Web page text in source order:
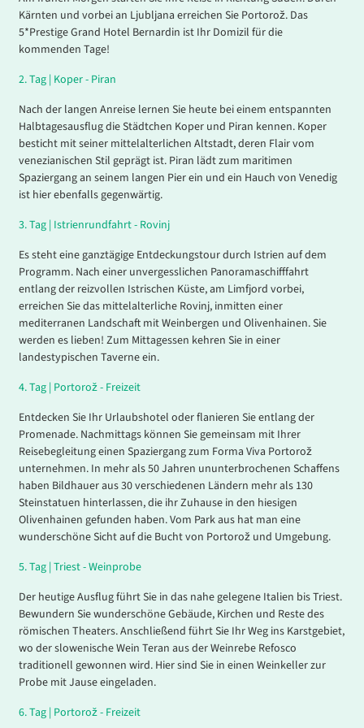
Kärnten und vorbei an Ljubljana erreichen Sie Portorož. Das
5*Prestige Grand Hotel Bernardin ist Ihr Domizil für die
kommenden Tage!
2.Tag | Koper - Piran
Nach der langen Anreise lernen Sie heute bei einem entspannten
Halbtagesausflug die Städtchen Koper und Piran kennen. Koper
besticht mit seiner mittelalterlichen Altstadt, deren Flair vom
venezianischen Stil geprägt ist. Piran lädt zum maritimen
Spaziergang an seinem langen Pier ein und ein Hauch von Venedig
ist hier ebenfalls gegenwärtig.
3.Tag | Istrienrundfahrt - Rovinj
Es steht eine ganztägige Entdeckungstour durch Istrien auf dem
Programm. Nach einer unvergesslichen Panoramaschifffahrt
entlang der reizvollen Istrischen Küste, am Limfjord vorbei,
erreichen Sie das mittelalterliche Rovinj, inmitten einer
mediterranen Landschaft mit Weinbergen und Olivenhainen. Sie
werden es lieben! Zum Mittagessen kehren Sie in einer
landestypischen Taverne ein.
4.Tag | Portorož - Freizeit
Entdecken Sie Ihr Urlaubshotel oder flanieren Sie entlang der
Promenade. Nachmittags können Sie gemeinsam mit Ihrer
Reisebegleitung einen Spaziergang zum Forma Viva Portorož
unternehmen. In mehr als 50 Jahren ununterbrochenen Schaffens
haben Bildhauer aus 30 verschiedenen Ländern mehr als 130
Steinstatuen hinterlassen, die ihr Zuhause in den hiesigen
Olivenhainen gefunden haben. Vom Park aus hat man eine
wunderschöne Sicht auf die Bucht von Portorož und Umgebung.
5.Tag | Triest - Weinprobe
Der heutige Ausflug führt Sie in das nahe gelegene Italien bis Triest.
Bewundern Sie wunderschöne Gebäude, Kirchen und Reste des
römischen Theaters. Anschließend führt Sie Ihr Weg ins Karstgebiet,
wo der slowenische Wein Teran aus der Weinrebe Refosco
traditionell gewonnen wird. Hier sind Sie in einen Weinkeller zur
Probe mit Jause eingeladen.
6.Tag | Portorož - Freizeit